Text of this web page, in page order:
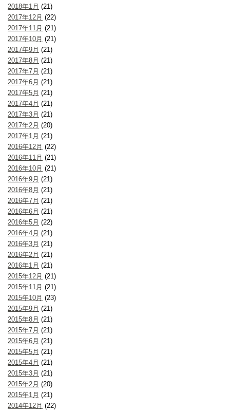
2018年1月 (21)
2017年12月 (22)
2017年11月 (21)
2017年10月 (21)
2017年9月 (21)
2017年8月 (21)
2017年7月 (21)
2017年6月 (21)
2017年5月 (21)
2017年4月 (21)
2017年3月 (21)
2017年2月 (20)
2017年1月 (21)
2016年12月 (22)
2016年11月 (21)
2016年10月 (21)
2016年9月 (21)
2016年8月 (21)
2016年7月 (21)
2016年6月 (21)
2016年5月 (22)
2016年4月 (21)
2016年3月 (21)
2016年2月 (21)
2016年1月 (21)
2015年12月 (21)
2015年11月 (21)
2015年10月 (23)
2015年9月 (21)
2015年8月 (21)
2015年7月 (21)
2015年6月 (21)
2015年5月 (21)
2015年4月 (21)
2015年3月 (21)
2015年2月 (20)
2015年1月 (21)
2014年12月 (22)